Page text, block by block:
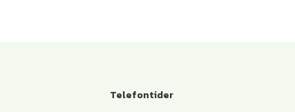
Telefontider